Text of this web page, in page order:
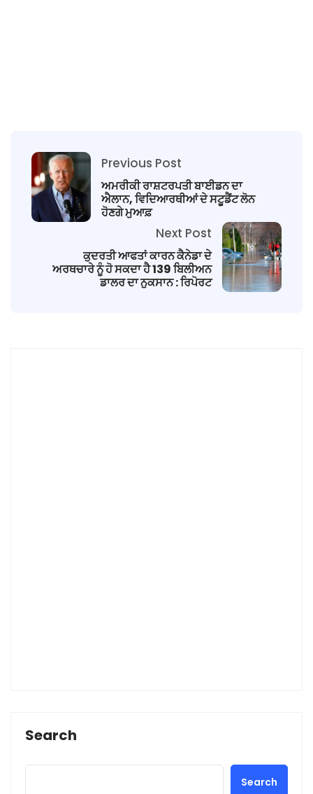
Previous Post
ਅਮਰੀਕੀ ਰਾਸ਼ਟਰਪਤੀ ਬਾਈਡਨ ਦਾ
ਐਲਾਨ, ਵਿਦਿਆਰਥੀਆਂ ਦੇ ਸਟੂਡੈਂਟ ਲੋਨ
ਹੋਣਗੇ ਮੁਆਫ਼
Next Post
ਕੁਦਰਤੀ ਆਫਤਾਂ ਕਾਰਨ ਕੈਨੇਡਾ ਦੇ
ਅਰਥਚਾਰੇ ਨੂੰ ਹੋ ਸਕਦਾ ਹੈ 139 ਬਿਲੀਅਨ
ਡਾਲਰ ਦਾ ਨੁਕਸਾਨ : ਰਿਪੋਰਟ
Search
Search